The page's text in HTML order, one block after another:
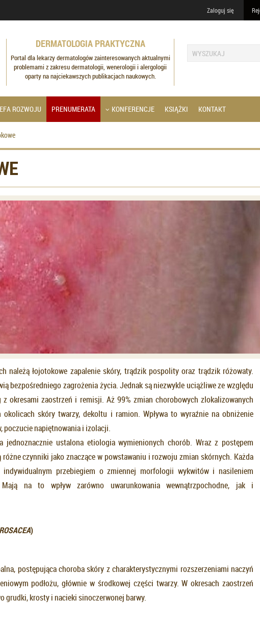
Zaloguj się
DERMATOLOGIA PRAKTYCZNA
Portal dla lekarzy dermatologów zainteresowanych aktualnymi
problemami z zakresu dermatologii, wenerologii i alergologii
oparty na najciekawszych publikacjach naukowych.
ROZWOJU PRENUMERATA KONFERENCJE KSIĄŻKI KONTAKT
należą łojotokowe zapalenie skóry, trądzik pospolity oraz trądzik różowaty.
bezpośredniego zagrożenia życia. Jednak są niezwykle uciążliwe ze względu
z okresami zaostrzeń i remisji. Aż 99% zmian chorobowych zlokalizowanych
okolicach skóry twarzy, dekoltu i ramion. Wpływa to wyraźnie na obniżenie
poczucie napiętnowania i izolacji.
jednoznacznie ustalona etiologia wymienionych chorób. Wraz z postępem
różne czynniki jako znaczące w powstawaniu i rozwoju zmian skórnych. Każda
indywidualnym przebiegiem o zmiennej morfologii wykwitów i nasileniem
na to wpływ zarówno uwarunkowania wewnątrzpochodne, jak i
ROSACEA)
postępująca choroba skóry z charakterystycznymi rozszerzeniami naczyń
podłożu, głównie w środkowej części twarzy. W okresach zaostrzeń
grudki, krosty i nacieki sinoczerwonej barwy.